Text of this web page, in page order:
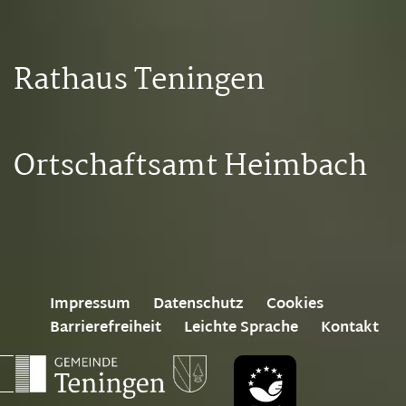
Rathaus Teningen
Ortschaftsamt Heimbach
Impressum Datenschutz
Cookies
Barrierefreiheit
Leichte Sprache Kontakt